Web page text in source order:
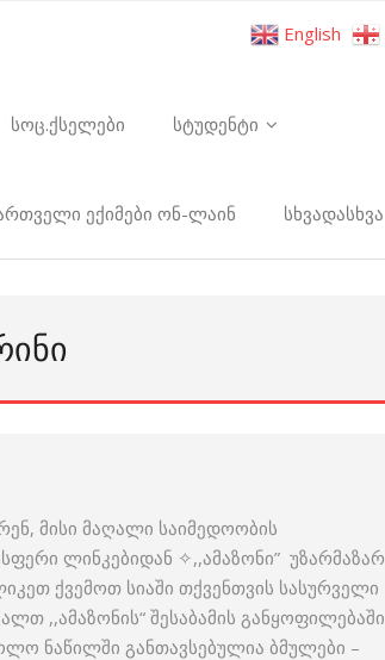
სოც.ქსელები სტუდენტი
ექიმები ონ-ლაინ სხვადასხვა
მისი მაღალი საიმედოობის
ლინკებიდან ✧,,ამაზონი” უზარმაზარ
ქვემოთ სიაში თქვენთვის სასურველი
,,ამაზონის“ შესაბამის განყოფილებაში
ნაწილში განთავსებულია ბმულები –
English